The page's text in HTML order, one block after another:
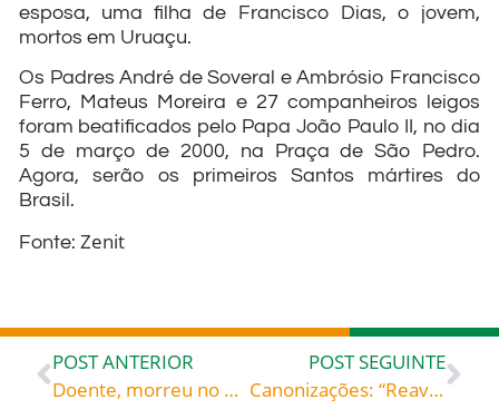
esposa, uma filha de Francisco Dias, o jovem,
mortos em Uruaçu.
Os Padres André de Soveral e Ambrósio Francisco
Ferro, Mateus Moreira e 27 companheiros leigos
foram beatificados pelo Papa João Paulo II, no dia
5 de março de 2000, na Praça de São Pedro.
Agora, serão os primeiros Santos mártires do
Brasil.
Fonte: Zenit
POST ANTERIOR
Doente, morreu no dia 4 de outubro de 1582, aos sessenta e sete anos, no Convento de Alba de Torres, Espanha. Na ocasião, tinha reformado dezenas de conventos e fundado mais trinta e dois, de carmelitas descalças, sendo dezessete femininos e quinze masculinos: Santa Teresa d’Ávila (1515-1582), celebrada hoje, 15, roga por todos nós!
POST SEGUINTE
Canonizações: “Reavivemos a memória do primitivo amor”